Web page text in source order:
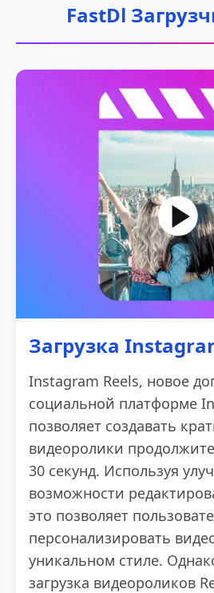
FastDl
Загрузка
Instagram Reels, новое
социальной платформе
позволяет создавать
видеоролики
30 секунд. Используя
возможности
это позволяет
персонализировать
уникальном стиле.
загрузка видеороликов